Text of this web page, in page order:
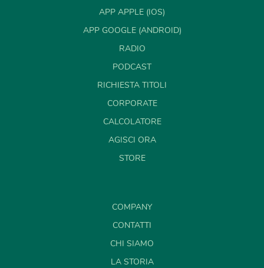
APP APPLE (IOS)
APP GOOGLE (ANDROID)
RADIO
PODCAST
RICHIESTA TITOLI
CORPORATE
CALCOLATORE
AGISCI ORA
STORE
COMPANY
CONTATTI
CHI SIAMO
LA STORIA